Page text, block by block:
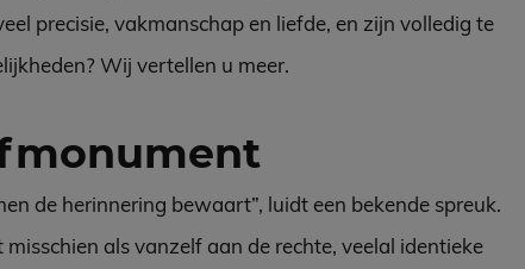
precisie, vakmanschap en liefde, en zijn volledig te
Wij vertellen u meer.
de herinnering bewaart”, luidt een bekende spreuk.
als vanzelf aan de rechte, veelal identieke